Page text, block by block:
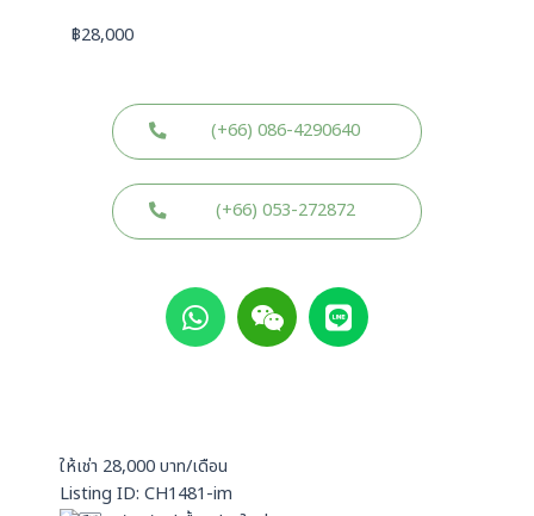
฿28,000
(+66) 086-4290640
(+66) 053-272872
W
h
a
p
p
W
e
i
L
i
n
ให้เช่า 28,000 บาท/เดือน
Listing ID: CH1481-im